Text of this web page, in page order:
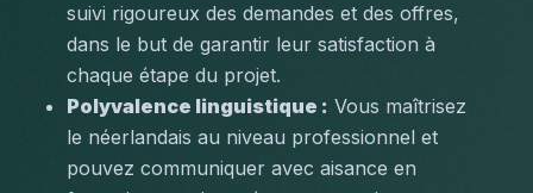
suivi rigoureux des demandes et des offres,
dans le but de garantir leur satisfaction à
chaque étape du projet.
Polyvalence linguistique : Vous maîtrisez
le néerlandais au niveau professionnel et
pouvez communiquer avec aisance en